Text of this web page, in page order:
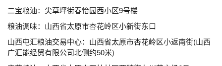
二宝粮油：尖草坪街春怡园西小区9号楼
粮油调味：山西省太原市杏花岭区小新街东口
山西屯汇粮油交易中心：山西省太原市杏花岭区小返南街(山西
广汇能经贸有限公司北侧约50米)